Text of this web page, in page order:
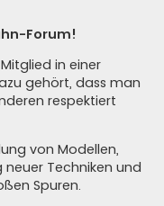
Forum!
in einer
gehört, dass man
respektiert
von Modellen,
Techniken und
Spuren.